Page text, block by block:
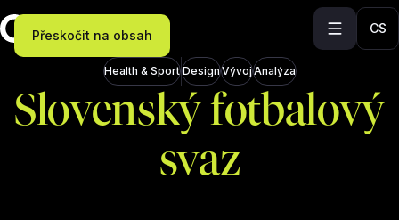
Přeskočit na obsah CS
Health & Sport DesignVývojAnalýza
Slovenský fotbalový
svaz